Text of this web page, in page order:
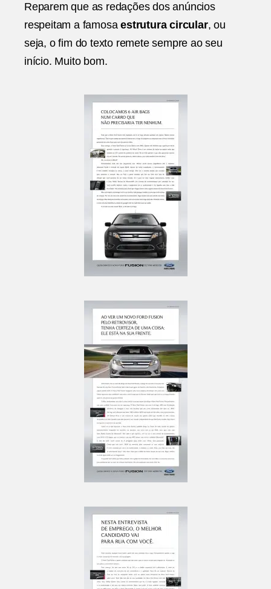
Reparem que as redações dos anúncios
respeitam a famosaestrutura circular, ou
seja, o fim do texto remete sempre ao seu
início. Muito bom.